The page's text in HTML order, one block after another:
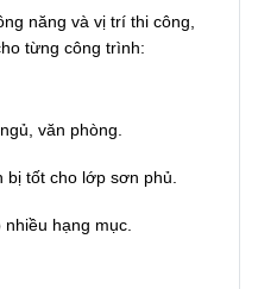
năng và vị trí thi công,
từng công trình:
văn phòng.
tốt cho lớp sơn phủ.
nhiều hạng mục.